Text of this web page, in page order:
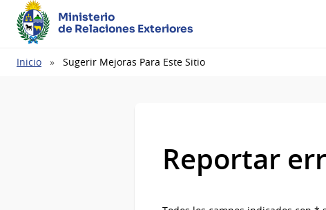
Ministerio
de Relaciones Exteriores
Ruta
Inicio Sugerir Mejoras Para Este Sitio
Reportar